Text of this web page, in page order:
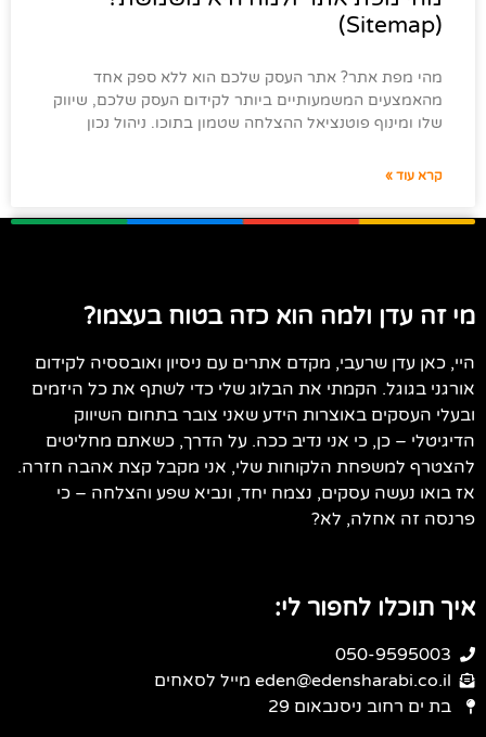
(Sitemap)
מהי מפת אתר? אתר העסק שלכם הוא ללא ספק אחד
מהאמצעים המשמעותיים ביותר לקידום העסק שלכם, שיווק
שלו ומינוף פוטנציאל ההצלחה שטמון בתוכו. ניהול נכון
קרא עוד »
מי זה עדן ולמה הוא כזה בטוח בעצמו?
היי, כאן עדן שרעבי, מקדם אתרים עם ניסיון ואובססיה לקידום
אורגני בגוגל. הקמתי את הבלוג שלי כדי לשתף את כל היזמים
ובעלי העסקים באוצרות הידע שאני צובר בתחום השיווק
הדיגיטלי – כן, כי אני נדיב ככה. על הדרך, כשאתם מחליטים
להצטרף למשפחת הלקוחות שלי, אני מקבל קצת אהבה חזרה.
אז בואו נעשה עסקים, נצמח יחד, ונביא שפע והצלחה – כי
פרנסה זה אחלה, לא?
איך תוכלו לחפור לי:
050-9595003
eden@edensharabi.co.il מייל לסאחים
בת ים רחוב ניסנבאום 29